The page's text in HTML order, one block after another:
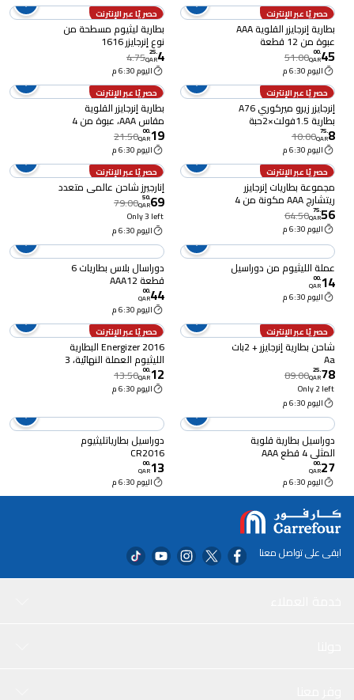
حصريًا عبر الإنترنت
بطارية إنرجايزر القلوية AAA
عبوة من 12 قطعة
45
.
00
QAR
51.00
اليوم 6:30 م
حصريًا عبر الإنترنت
بطارية ليثيوم مسطحة من
نوع إنرجايزر 1616
4
.
25
QAR
4.75
اليوم 6:30 م
حصريًا عبر الإنترنت
إنرجايزر زيرو ميركوري A76
بطارية 1.5فولت×2حبة
8
.
75
QAR
10.00
اليوم 6:30 م
حصريًا عبر الإنترنت
بطارية إنرجايزر القلوية
مقاس AAA، عبوة من 4
قطع
19
.
00
QAR
21.50
اليوم 6:30 م
حصريًا عبر الإنترنت
مجموعة بطاريات إنرجايزر
ريتشارج AAA مكونة من 4
قطع
56
.
75
QAR
64.50
اليوم 6:30 م
حصريًا عبر الإنترنت
إنارجيرز شاحن عالمي متعدد
69
.
50
QAR
79.00
Only 3 left
اليوم 6:30 م
عملة الليثيوم من دوراسيل
14
.
00
QAR
اليوم 6:30 م
دوراسال بلاس بطاريات 6
قطعة AAA12
44
.
00
QAR
اليوم 6:30 م
حصريًا عبر الإنترنت
شاحن بطارية إنرجايزر + 2بات
Aa
78
.
25
QAR
89.00
Only 2 left
اليوم 6:30 م
حصريًا عبر الإنترنت
Energizer 2016 البطارية
الليثيوم العملة النهائية، 3
فولت، عدد 2
12
.
00
QAR
13.50
اليوم 6:30 م
دوراسيل بطارية قلوية
المثلى 4 قطع AAA
27
.
00
QAR
اليوم 6:30 م
دوراسيل بطارياتليثيوم
CR2016
13
.
00
QAR
اليوم 6:30 م
ابقى على تواصل معنا